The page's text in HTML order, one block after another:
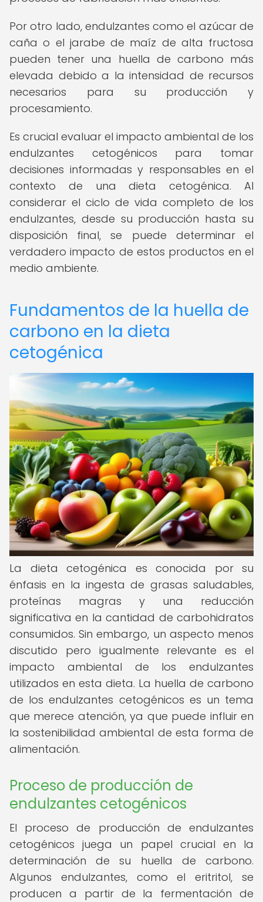
Por otro lado, endulzantes como el azúcar de
caña o el jarabe de maíz de alta fructosa
pueden tener una huella de carbono más
elevada debido a la intensidad de recursos
necesarios para su producción y
procesamiento.
Es crucial evaluar el impacto ambiental de los
endulzantes cetogénicos para tomar
decisiones informadas y responsables en el
contexto de una dieta cetogénica. Al
considerar el ciclo de vida completo de los
endulzantes, desde su producción hasta su
disposición final, se puede determinar el
verdadero impacto de estos productos en el
medio ambiente.
Fundamentos de la huella de
carbono en la dieta
cetogénica
La dieta cetogénica es conocida por su
énfasis en la ingesta de grasas saludables,
proteínas magras y una reducción
significativa en la cantidad de carbohidratos
consumidos. Sin embargo, un aspecto menos
discutido pero igualmente relevante es el
impacto ambiental de los endulzantes
utilizados en esta dieta. La huella de carbono
de los endulzantes cetogénicos es un tema
que merece atención, ya que puede influir en
la sostenibilidad ambiental de esta forma de
alimentación.
Proceso de producción de
endulzantes cetogénicos
El proceso de producción de endulzantes
cetogénicos juega un papel crucial en la
determinación de su huella de carbono.
Algunos endulzantes, como el eritritol, se
producen a partir de la fermentación de